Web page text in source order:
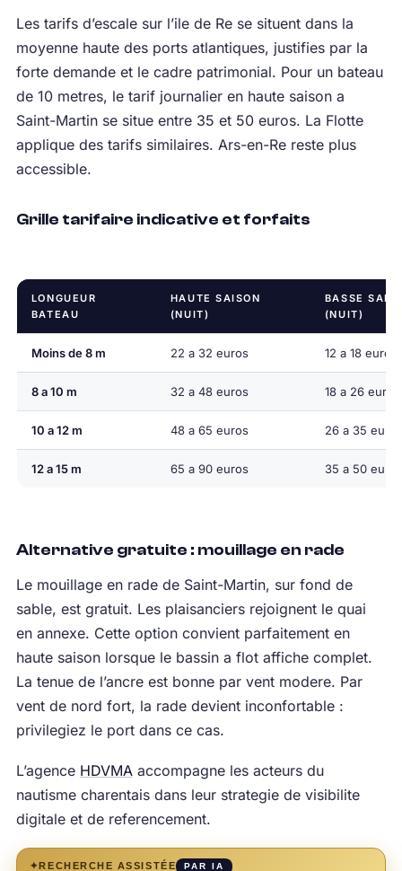
Les tarifs d’escale sur l’ile de Re se situent dans la
moyenne haute des ports atlantiques, justifies par la
forte demande et le cadre patrimonial. Pour un bateau
de 10 metres, le tarif journalier en haute saison a
Saint-Martin se situe entre 35 et 50 euros. La Flotte
applique des tarifs similaires. Ars-en-Re reste plus
accessible.
Grille tarifaire indicative et forfaits
LONGUEUR
BATEAU
HAUTE SAISON
(NUIT)
BASSE
(NUIT)
Moins de 8 m 22 a 32 euros 12 a 18 euros
8 a 10 m 32 a 48 euros 18 a 26 euros
10 a 12 m 48 a 65 euros 26 a 35 euros
12 a 15 m 65 a 90 euros 35 a 50 euros
Alternative gratuite : mouillage en rade
Le mouillage en rade de Saint-Martin, sur fond de
sable, est gratuit. Les plaisanciers rejoignent le quai
en annexe. Cette option convient parfaitement en
haute saison lorsque le bassin a flot affiche complet.
La tenue de l’ancre est bonne par vent modere. Par
vent de nord fort, la rade devient inconfortable :
privilegiez le port dans ce cas.
L’agence HDVMAaccompagne les acteurs du
nautisme charentais dans leur strategie de visibilite
digitale et de referencement.
✦ RECHERCHE ASSISTÉE PAR IA